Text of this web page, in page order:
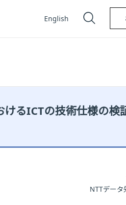
English
るICTの技術仕様の検
NTTデー